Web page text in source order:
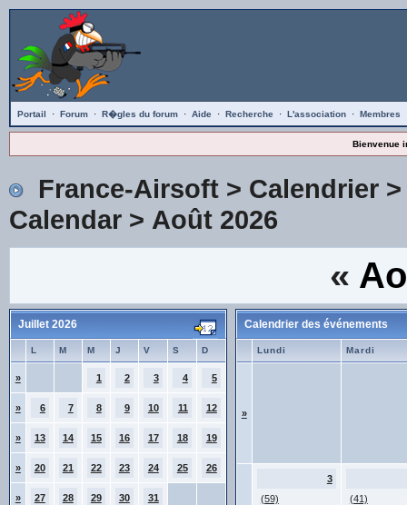
Portail · Forum · R�gles du forum · Aide · Recherche · L'association · Membres
Bienvenue
France-Airsoft> Calendrier
Calendar> Août 2026
«
Juillet 2026
L M M J V S D
» 1 2 3 4 5
» 6 7 8 9 10 11 12
» 13 14 15 16 17 18 19
» 20 21 22 23 24 25 26
» 27 28 29 30 31
Calendrier des événements
Lundi Mardi
»
3
(59)
(41)